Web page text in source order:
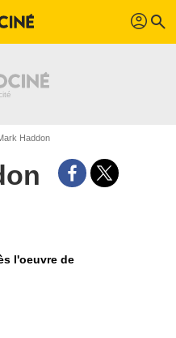
profil search
Haddon
l'oeuvre de